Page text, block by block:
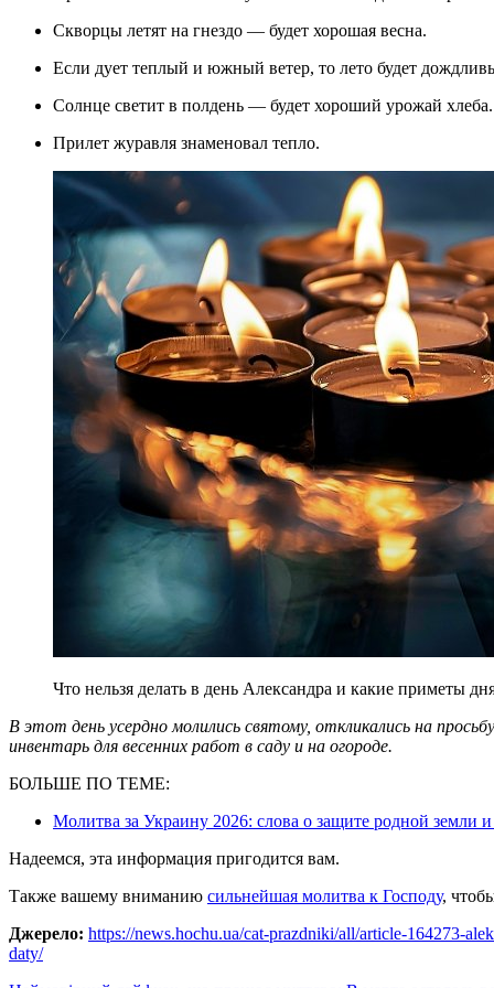
Скворцы летят на гнездо — будет хорошая весна.
Если дует теплый и южный ветер, то лето будет
Солнце светит в полдень — будет хороший урожай хлеба.
Прилет журавля знаменовал тепло.
Что нельзя делать в день Александра и какие приметы
В этот день усердно молились святому, откликались на
инвентарь для весенних работ в саду и на огороде.
БОЛЬШЕ ПО ТЕМЕ:
Молитва за Украину 2026: слова о защите родной
Надеемся, эта информация пригодится вам.
Также вашему вниманию сильнейшая молитва к Господу,
Джерело: https://news.hochu.ua/cat-prazdniki/all/article-164273-
daty/